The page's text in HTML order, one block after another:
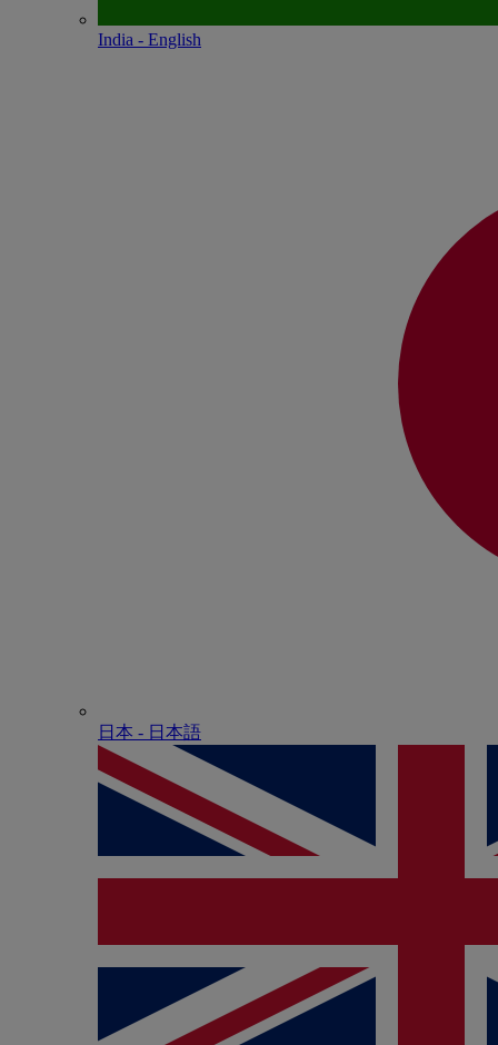
India - English
日本 - ⽇本語